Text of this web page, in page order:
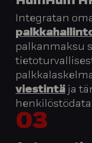
Integratan
palkanmaksu
viestintä ja
03